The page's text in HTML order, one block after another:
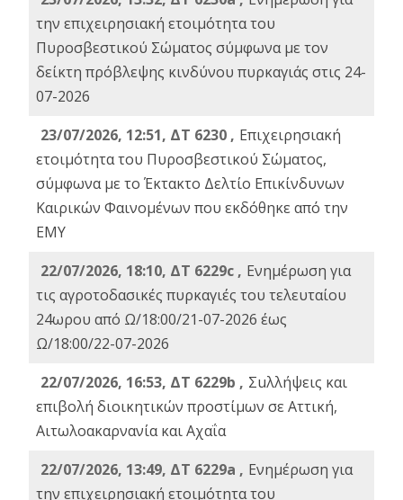
την επιχειρησιακή ετοιμότητα του
Πυροσβεστικού Σώματος σύμφωνα με τον
δείκτη πρόβλεψης κινδύνου πυρκαγιάς στις 24-
07-2026
23/07/2026, 12:51, ΔΤ 6230 , Επιχειρησιακή
ετοιμότητα του Πυροσβεστικού Σώματος,
σύμφωνα με το Έκτακτο Δελτίο Επικίνδυνων
Καιρικών Φαινομένων που εκδόθηκε από την
ΕΜΥ
22/07/2026, 18:10, ΔΤ 6229c , Ενημέρωση για
τις αγροτοδασικές πυρκαγιές του τελευταίου
24ωρου από Ω/18:00/21-07-2026 έως
Ω/18:00/22-07-2026
22/07/2026, 16:53, ΔΤ 6229b , Σuλλήψεις και
επιβολή διοικητικών προστίμων σε Αττική,
Αιτωλοακαρνανία και Αχαΐα
22/07/2026, 13:49, ΔΤ 6229a , Ενημέρωση για
την επιχειρησιακή ετοιμότητα του